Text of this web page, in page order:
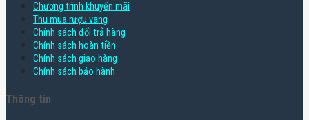
Chương trình khuyến mãi
Thu mua rượu vang
Chính sách đổi trả hàng
Chính sách hoàn tiền
Chính sách giao hàng
Chính sách bảo hành
Thông tin